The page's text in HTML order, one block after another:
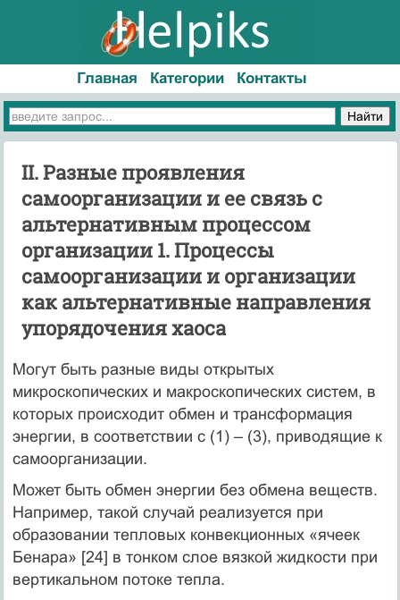
Главная Категории Контакты
II. Разные проявления
самоорганизации и ее связь с
альтернативным процессом
организации 1. Процессы
самоорганизации и организации
как альтернативные направления
упорядочения хаоса
Могут быть разные виды открытых
микроскопических и макроскопических систем, в
которых происходит обмен и трансформация
энергии, в соответствии с (1) – (3), приводящие к
самоорганизации.
Может быть обмен энергии без обмена веществ.
Например, такой случай реализуется при
образовании тепловых конвекционных «ячеек
Бенара» [24] в тонком слое вязкой жидкости при
вертикальном потоке тепла.